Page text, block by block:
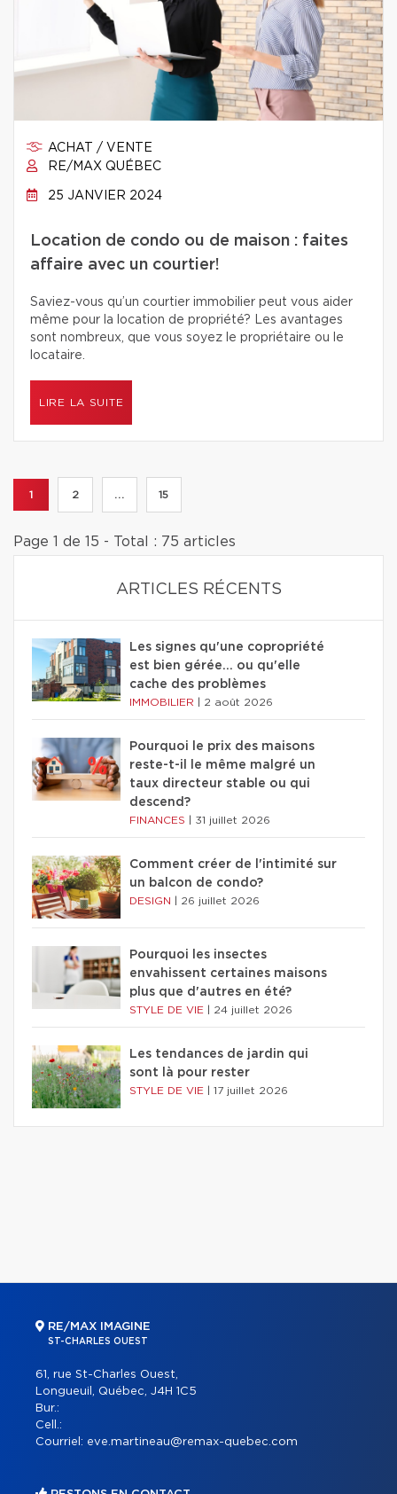
ACHAT / VENTE
RE/MAX QUÉBEC
25 JANVIER 2024
Location de condo ou de maison : faites
affaire avec un courtier!
Saviez-vous qu’un courtier immobilier peut vous aider
même pour la location de propriété? Les avantages
sont nombreux, que vous soyez le propriétaire ou le
locataire.
LIRE LA SUITE
1 2 ... 15
Page 1 de 15 - Total : 75 articles
ARTICLES RÉCENTS
Les signes qu'une copropriété
est bien gérée… ou qu'elle
cache des problèmes
IMMOBILIER 2 août 2026
Pourquoi le prix des maisons
reste-t-il le même malgré un
taux directeur stable ou qui
descend?
FINANCES 31 juillet 2026
Comment créer de l'intimité sur
un balcon de condo?
DESIGN 26 juillet 2026
Pourquoi les insectes
envahissent certaines maisons
plus que d'autres en été?
STYLE DE VIE 24 juillet 2026
Les tendances de jardin qui
sont là pour rester
STYLE DE VIE 17 juillet 2026
RE/MAX IMAGINE
ST-CHARLES OUEST
61, rue St-Charles Ouest,
Longueuil, Québec, J4H 1C5
Bur.:
Cell.:
Courriel: eve.martineau@remax-quebec.com